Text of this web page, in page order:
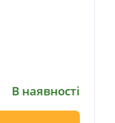
В наявності